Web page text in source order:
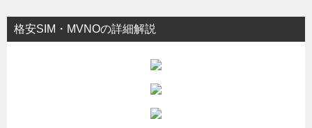
格安SIM・MVNOの詳細解説